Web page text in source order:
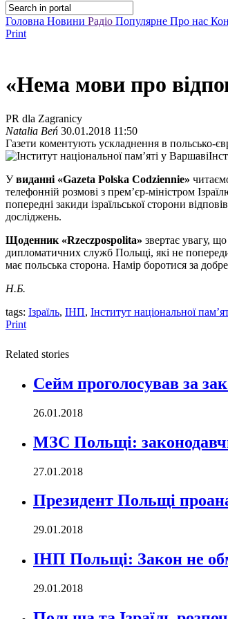
Головна Новини Радіо Популярне Про нас
Print
«Нема мови про
PR dla Zagranicy
Natalia Beń 30.01.2018 11:50
Газети коментують ускладнення в польсько-
Увиданні «Gazeta Polska Codziennie»
телефонній розмові з прем’єр-міністром
попередні закиди ізраїльської сторони
досліджень.
Щоденник «Rzeczpospolita» звертає увагу,
дипломатичних служб Польщі, які не
має польська сторона. Намір боротися за
Н.Б.
tags: Ізраїль, ІНП, Інститут національної
Print
Related stories
Сейм проголосував за
26.01.2018
МЗС Польщі:
27.01.2018
Президент Польщі
29.01.2018
ІНП Польщі: Закон не
29.01.2018